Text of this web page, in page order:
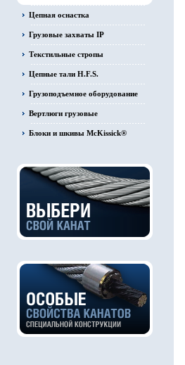
Цепная оснастка
Грузовые захваты IP
Текстильные стропы
Цепные тали H.F.S.
Грузоподъемное оборудование
Вертлюги грузовые
Блоки и шкивы McKissick®